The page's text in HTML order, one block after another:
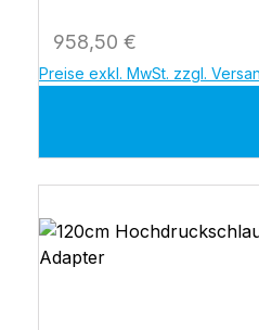
Regulärer Preis:
958,50 €
Preise exkl. MwSt. zzgl.